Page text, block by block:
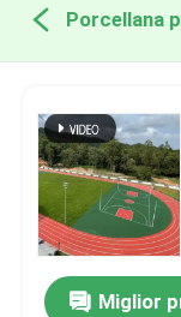
Porcellana
Miglior